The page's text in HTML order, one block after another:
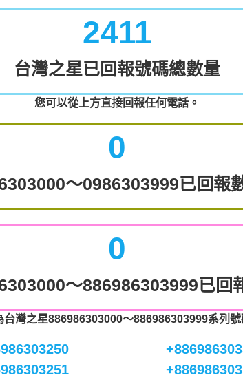
2411
台灣之星已回報號碼總數量
您可以從上方直接回報任何電話。
0
～0986303999已回報
0
～886986303999已回
台灣之星886986303000～886986303999系列號